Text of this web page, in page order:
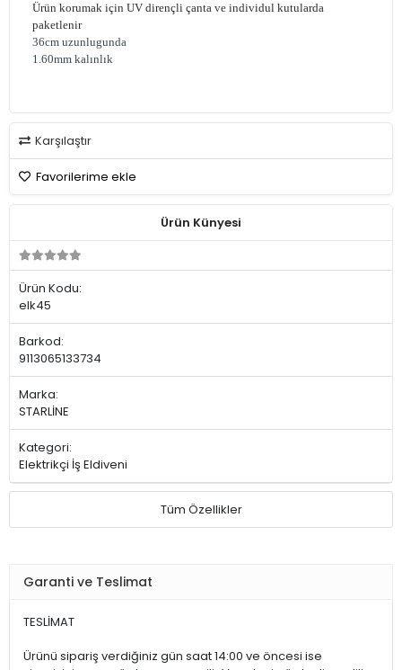
Ürün korumak için UV dirençli çanta ve individul kutularda
paketlenir
36cm uzunlugunda
1.60mm kalınlık
Karşılaştır
Favorilerime ekle
Ürün Künyesi
Ürün Kodu:
elk45
Barkod:
9113065133734
Marka:
STARLİNE
Kategori:
Elektrikçi İş Eldiveni
Tüm Özellikler
Garanti ve Teslimat
TESLİMAT
Ürünü sipariş verdiğiniz gün saat 14:00 ve öncesi ise